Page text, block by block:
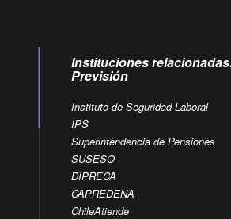
Instituciones
Previsión
Instituto de Seguridad Laboral
IPS
Superintendencia de Pensiones
SUSESO
DIPRECA
CAPREDENA
ChileAtiende